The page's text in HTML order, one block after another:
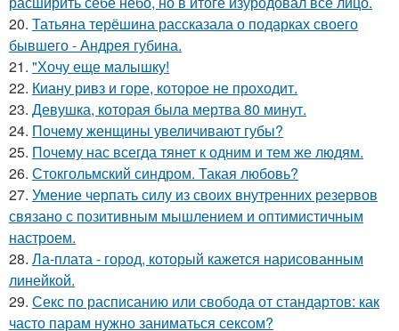
20. Татьяна терёшина рассказала о подарках своего
бывшего - Андрея губина.
21. "Хочу еще малышку!
22. Киану ривз и горе, которое не проходит.
23. Девушка, которая была мертва 80 минут.
24. Почему женщины увеличивают губы?
25. Почему нас всегда тянет к одним и тем же людям.
26. Стокгольмский синдром. Такая любовь?
27. Умение черпать силу из своих внутренних резервов
связано с позитивным мышлением и оптимистичным
настроем.
28. Ла-плата - город, который кажется нарисованным
линейкой.
29. Секс по расписанию или свобода от стандартов: как
часто парам нужно заниматься сексом?